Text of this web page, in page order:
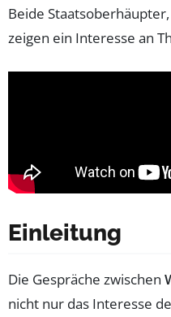
Beide
zeigen ein Interesse an
Einleitung
Die Gespräche zwischen
nicht nur das Interesse